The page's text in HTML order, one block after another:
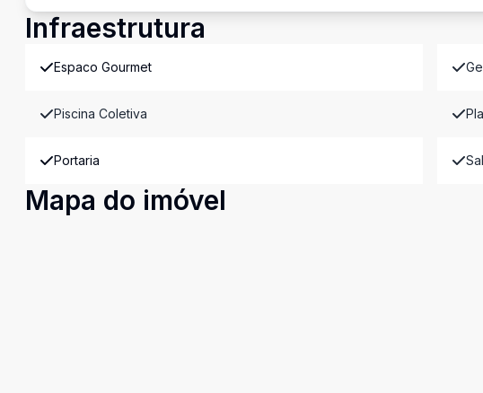
Infraestrutura
Espaco Gourmet
Piscina Coletiva
Portaria
Mapa do imóvel